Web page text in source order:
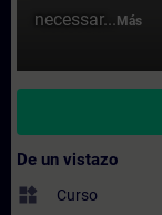
necessar... Más
De un vistazo
widgets Curso